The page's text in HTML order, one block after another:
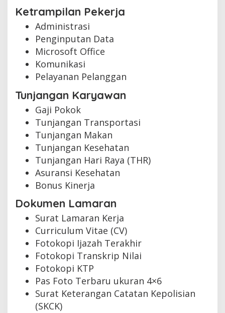
Ketrampilan Pekerja
Administrasi
Penginputan Data
Microsoft Office
Komunikasi
Pelayanan Pelanggan
Tunjangan Karyawan
Gaji Pokok
Tunjangan Transportasi
Tunjangan Makan
Tunjangan Kesehatan
Tunjangan Hari Raya (THR)
Asuransi Kesehatan
Bonus Kinerja
Dokumen Lamaran
Surat Lamaran Kerja
Curriculum Vitae (CV)
Fotokopi Ijazah Terakhir
Fotokopi Transkrip Nilai
Fotokopi KTP
Pas Foto Terbaru ukuran 4×6
Surat Keterangan Catatan Kepolisian
(SKCK)